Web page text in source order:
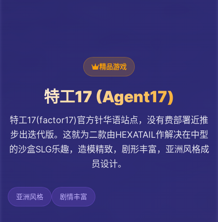
精品游戏
特工17 (Agent17)
特工17(factor17)官方针华语站点，没有费部署近推
步出迭代版。这就为二款由HEXATAIL作解决在中型
的沙盒SLG乐趣，造模精致，剧形丰富，亚洲风格成
员设计。
亚洲风格 剧情丰富